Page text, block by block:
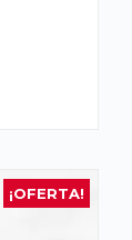
¡OFERTA!